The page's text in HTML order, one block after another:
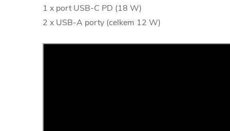
1 x port USB-C PD (18 W)
2 x USB-A porty (celkem 12 W)